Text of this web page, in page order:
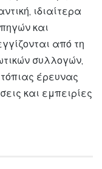
ιδιαίτερα
και
από τη
συλλογών,
έρευνας
και εμπειρίες